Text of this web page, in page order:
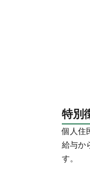
特別
個人住
給与か
す。